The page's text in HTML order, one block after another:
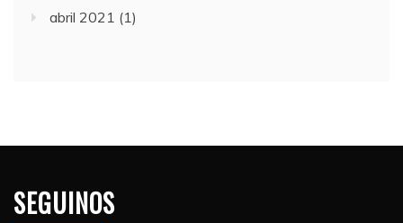
abril 2021 (1)
SEGUINOS